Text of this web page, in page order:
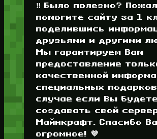
‼️ Было полезно?
помогите сайту за 1
поделившись
друзьями и другими
Мы гарантируем Вам
предоставление
качественной
специальных
случае если Вы будете
создавать свой
Майнкрафт. Спасибо
огромное! 💜